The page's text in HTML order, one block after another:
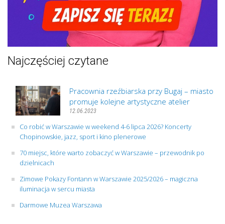
Najczęściej czytane
Pracownia rzeźbiarska przy Bugaj – miasto
promuje kolejne artystyczne atelier
12.06.2023
Co robić w Warszawie w weekend 4-6 lipca 2026? Koncerty
Chopinowskie, jazz, sport i kino plenerowe
70 miejsc, które warto zobaczyć w Warszawie – przewodnik po
dzielnicach
Zimowe Pokazy Fontann w Warszawie 2025/2026 – magiczna
iluminacja w sercu miasta
Darmowe Muzea Warszawa